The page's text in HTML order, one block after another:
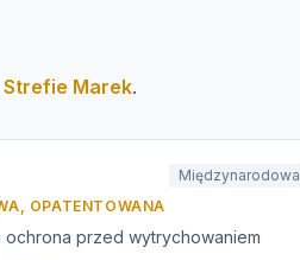
Strefie Marek.
Międzynarodowa
OPATENTOWANA
ochrona przed wytrychowaniem